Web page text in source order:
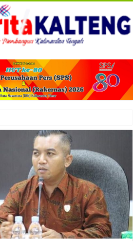
Siltap Serta Tunjangan Pemdes dan BPD di